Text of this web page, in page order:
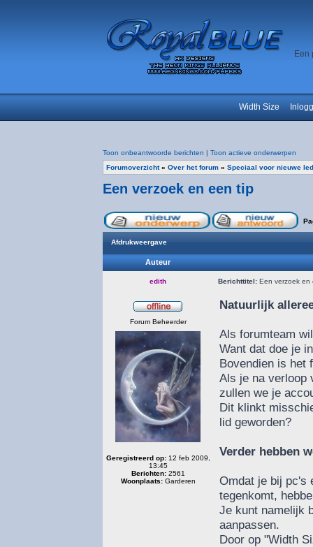
Een
Width Size
Toon onbeantwoorde berichten | Toon actieve onderwerpen
Forumoverzicht» Over het forum » Speciaal voor nieuwe
Een verzoek en een tip
Afdrukweergave
Auteur
edith Berichttitel: Een verzoek en
Forum Beheerder
Geregistreerd op:12 feb 2009,
13:45
Berichten:2561
Woonplaats:Garderen
Natuurlijk
Als forumteam
Want dat doe je
Bovendien is het
Als je na verloop
zullen we je
Dit klinkt
lid geworden?
Verder hebben
Omdat je bij pc's
tegenkomt,
Je kunt namelijk
aanpassen.
Door op "Width